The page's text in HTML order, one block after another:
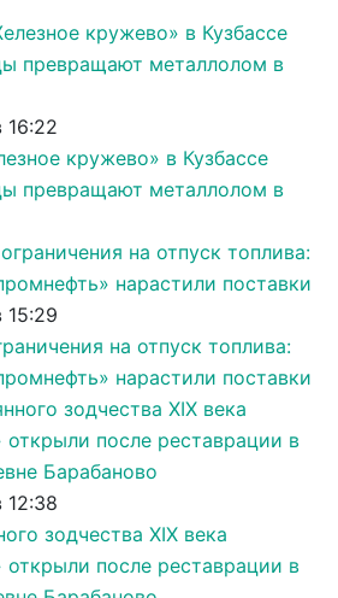
16:22
кружево» в Кузбассе
превращают металлолом в
15:29
на отпуск топлива:
нарастили поставки
12:38
зодчества XIX века
после реставрации в